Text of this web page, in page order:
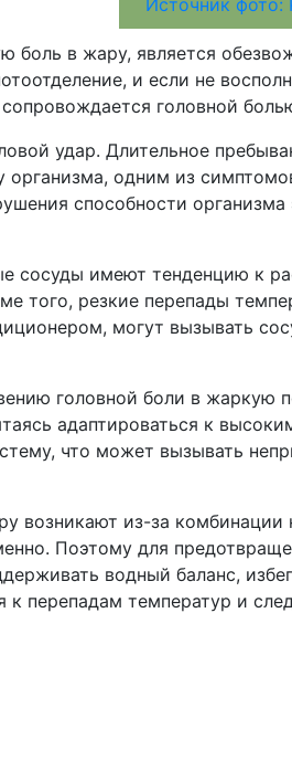
Источник
боль в жару, является
и если не
головной
удар. Длительное
одним из
способности
сосуды имеют тенденцию к
того, резкие перепады
могут вызывать
головной боли в жаркую
адаптироваться к
что может вызывать
возникают из-за комбинации
Поэтому для
водный баланс,
к перепадам температур и